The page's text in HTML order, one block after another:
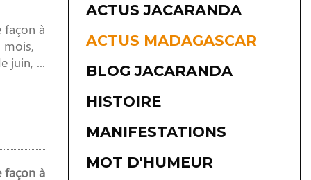
façon à
...
façon à
ACTUS JACARANDA
ACTUS MADAGASCAR
BLOG JACARANDA
HISTOIRE
MANIFESTATIONS
MOT D'HUMEUR